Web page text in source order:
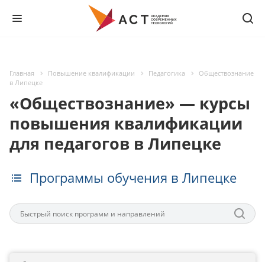
Главная Повышение квалификации Педагогика
Обществознание
в Липецке
«Обществознание» — курсы
повышения квалификации
для педагогов в Липецке
Программы обучения в Липецке